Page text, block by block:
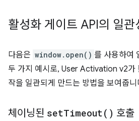
활성화 게이트 API의 일관
다음은 window.open() 를 사용하여
두 가지 예시로, User Activation v2가
작을 일관되게 만드는 방법을 보여줍니
체이닝된 setTimeout( ) 호출